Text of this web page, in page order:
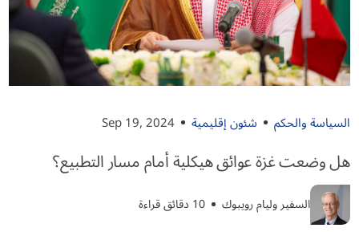
السياسة والحكم شئون إقليمية Sep 19, 2024
هل وضعت غزة عوائق هيكلية أمام مسار التطبيع؟
السفير وليام رويبوك 10 دقائق قراءة